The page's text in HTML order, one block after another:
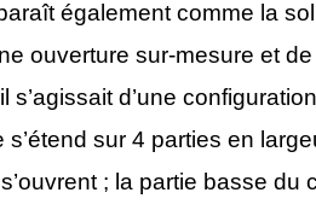
également comme la
ouverture sur-mesure et
s’agissait d’une
s’étend sur 4 parties en
; la partie basse du